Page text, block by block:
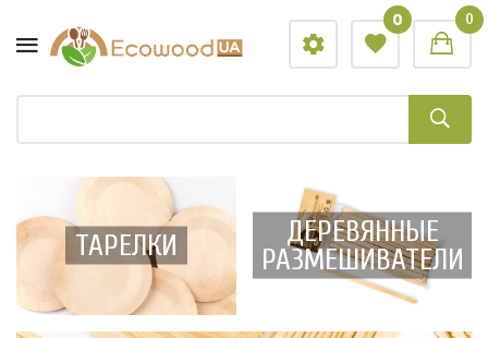
0 0
ТАРЕЛКИ
ДЕРЕВЯННЫЕ
РАЗМЕШИВАТЕЛИ